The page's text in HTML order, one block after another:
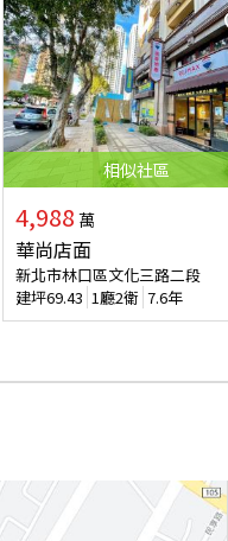
相似社區
4,988 萬
華尚店面
新北市林口區文化三路二段
建坪69.43 1廳2衛 7.6年